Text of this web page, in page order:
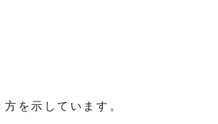
を示しています。